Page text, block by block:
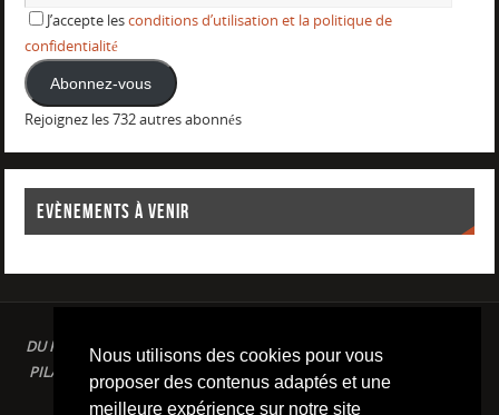
Nous utilisons des cookies pour vous
proposer des contenus adaptés et une
meilleure expérience sur notre site
J’accepte lesconditions d’utilisation et la politique de
confidentialité
Abonnez-vous
Rejoignez les 732 autres abonnés
EVÈNEMENTS À VENIR
DU PLAISIR DANS LE SPORT LOISIR A LA COMPETITION : AQUAGYM /
PILATES / STRETCHING / COURSE A PIED / NATATION / TRIATHLON /
TRAILS / YOGA/ RENFORCEMENT MUSCULAIRE